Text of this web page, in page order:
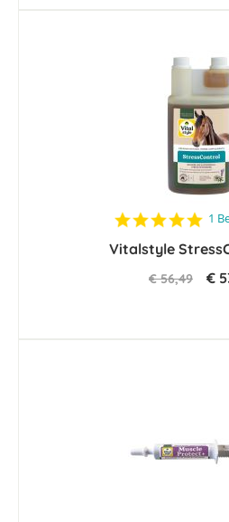
5.0
1
Vitalstyle
€ 56,49 €